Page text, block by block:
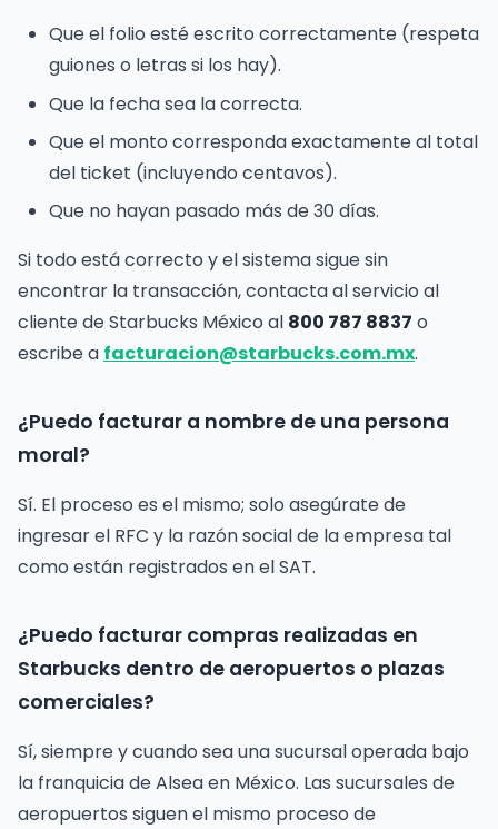
Que el folio esté escrito correctamente (respeta
guiones o letras si los hay).
Que la fecha sea la correcta.
Que el monto corresponda exactamente al total
del ticket (incluyendo centavos).
Que no hayan pasado más de 30 días.
Si todo está correcto y el sistema sigue sin
encontrar la transacción, contacta al servicio al
cliente de Starbucks México al 800 787 8837 o
escribe a facturacion@starbucks.com.mx.
¿Puedo facturar a nombre de una persona
moral?
Sí. El proceso es el mismo; solo asegúrate de
ingresar el RFC y la razón social de la empresa tal
como están registrados en el SAT.
¿Puedo facturar compras realizadas en
Starbucks dentro de aeropuertos o plazas
comerciales?
Sí, siempre y cuando sea una sucursal operada bajo
la franquicia de Alsea en México. Las sucursales de
aeropuertos siguen el mismo proceso de